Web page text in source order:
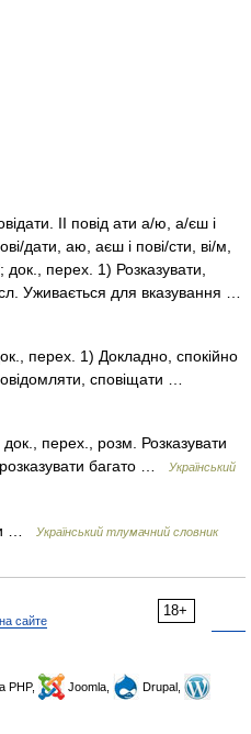
II повід ати а/ю, а/єш і
дати, аю, аєш і пові/сти, ві/м,
док., перех. 1) Розказувати,
Уживається для вказування …
перех. 1) Докладно, спокійно
сповіщати …
перех., розм. Розказувати
багато …
Український
… Український тлумачний словник
18+
сайте
PHP, Joomla,
Drupal,